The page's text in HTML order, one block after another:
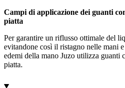
Campi di applicazione dei guanti
piatta
Per garantire un riflusso ottimale del
evitandone così il ristagno nelle mani
edemi della mano Juzo utilizza guanti
piatta.